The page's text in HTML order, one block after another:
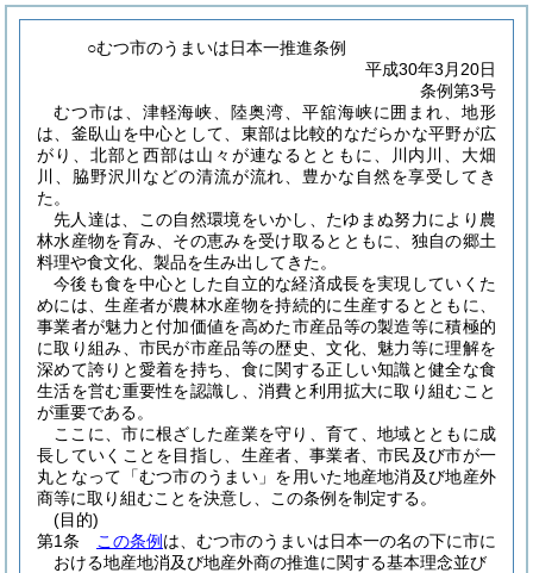
○むつ市のうまいは日本一推進条例
平成30年3月20日
条例第3号
むつ市は、津軽海峡、陸奥湾、平舘海峡に囲まれ、地形
は、釜臥山を中心として、東部は比較的なだらかな平野が広
がり、北部と西部は山々が連なるとともに、川内川、大畑
川、脇野沢川などの清流が流れ、豊かな自然を享受してき
た。
先人達は、この自然環境をいかし、たゆまぬ努力により農
林水産物を育み、その恵みを受け取るとともに、独自の郷土
料理や食文化、製品を生み出してきた。
今後も食を中心とした自立的な経済成長を実現していくた
めには、生産者が農林水産物を持続的に生産するとともに、
事業者が魅力と付加価値を高めた市産品等の製造等に積極的
に取り組み、市民が市産品等の歴史、文化、魅力等に理解を
深めて誇りと愛着を持ち、食に関する正しい知識と健全な食
生活を営む重要性を認識し、消費と利用拡大に取り組むこと
が重要である。
ここに、市に根ざした産業を守り、育て、地域とともに成
長していくことを目指し、生産者、事業者、市民及び市が一
丸となって「むつ市のうまい」を用いた地産地消及び地産外
商等に取り組むことを決意し、この条例を制定する。
(目的)
第1条
この条例 は、むつ市のうまいは日本一の名の下に市に
おける地産地消及び地産外商の推進に関する基本理念並び